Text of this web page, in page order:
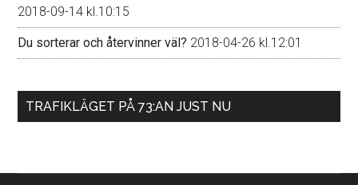
2018-09-14 kl.10:15
Du sorterar och återvinner väl? 2018-04-26 kl.12:01
TRAFIKLÄGET PÅ 73:AN JUST NU